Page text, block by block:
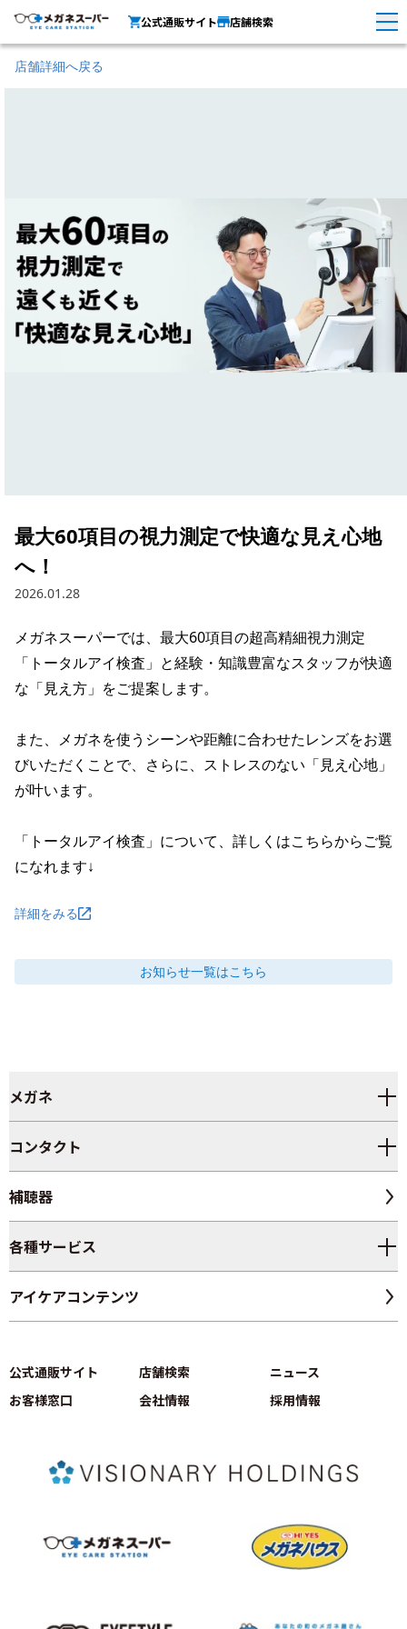
公式通販サイト 店舗検索
店舗詳細へ戻る
最大60項目の視力測定で快適な見え心地
へ！
2026.01.28
メガネスーパーでは、最大60項目の超高精細視力測定
「トータルアイ検査」と経験・知識豊富なスタッフが快適
な「見え方」をご提案します。
また、メガネを使うシーンや距離に合わせたレンズをお選
びいただくことで、さらに、ストレスのない「見え心地」
が叶います。
「トータルアイ検査」について、詳しくはこちらからご覧
になれます↓
詳細をみる
お知らせ一覧はこちら
メガネ
コンタクト
補聴器
各種サービス
アイケアコンテンツ
公式通販サイト 店舗検索
ニュース
お客様窓口
会社情報 採用情報